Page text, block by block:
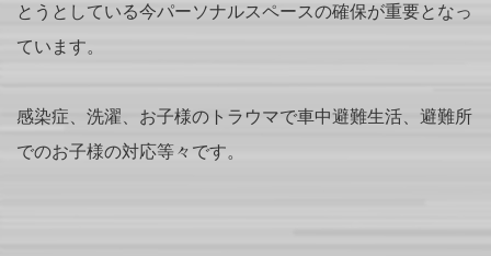
とうとしている今パーソナルスペースの確保が重要となっ
ています。
感染症、洗濯、お子様のトラウマで車中避難生活、避難所
でのお子様の対応等々です。